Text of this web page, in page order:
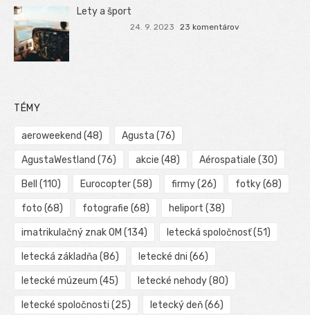
Lety a šport
24. 9. 2023 23 komentárov
TÉMY
aeroweekend (48) Agusta (76)
AgustaWestland (76) akcie (48) Aérospatiale (30)
Bell (110) Eurocopter(58) firmy(26) fotky(68)
foto (68) fotografie (68) heliport (38)
imatrikulačný znak OM (134) letecká spoločnosť(51)
letecká základňa (86) letecké dni (66)
letecké múzeum (45) letecké nehody(80)
letecké spoločnosti (25) letecký deň(66)